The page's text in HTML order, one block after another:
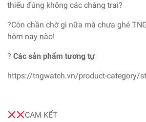
thiếu đúng không các chàng trai?
?Còn chần chờ gì nữa mà chưa ghé
hôm nay nào!
? Các sản phẩm tương tự
https://tngwatch.vn/product-category/
CAM KẾT